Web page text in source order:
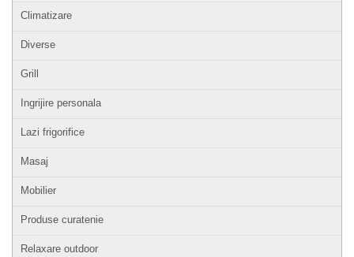
Climatizare
Diverse
Grill
Ingrijire personala
Lazi frigorifice
Masaj
Mobilier
Produse curatenie
Relaxare outdoor